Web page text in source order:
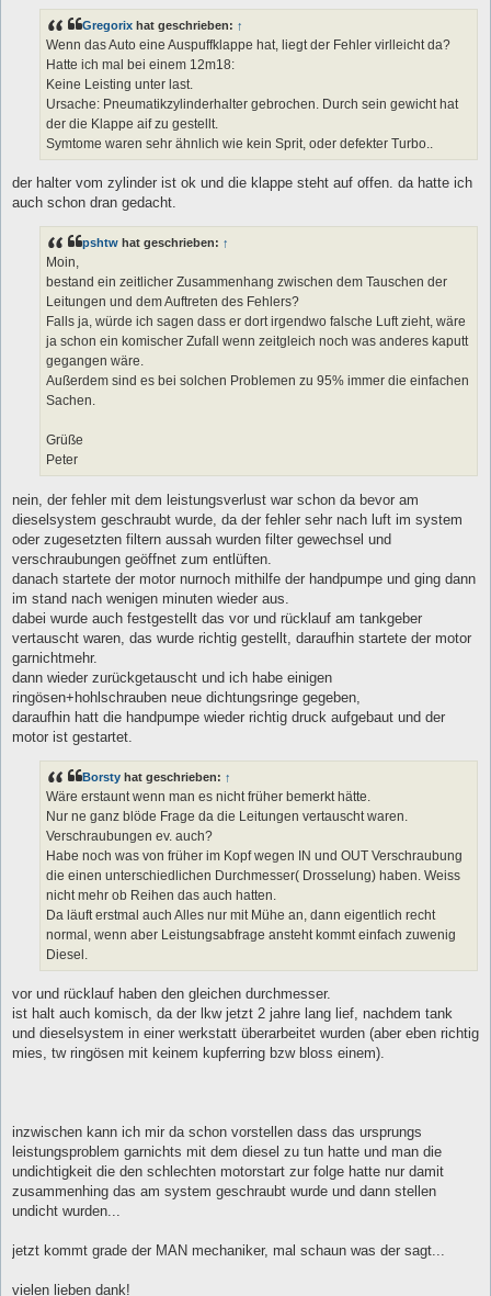
r
a
g
Gregorix hat geschrieben: ↑
Wenn das Auto eine Auspuffklappe hat, liegt der Fehler virlleicht da?
Hatte ich mal bei einem 12m18:
Keine Leisting unter last.
Ursache: Pneumatikzylinderhalter gebrochen. Durch sein gewicht hat
der die Klappe aif zu gestellt.
Symtome waren sehr ähnlich wie kein Sprit, oder defekter Turbo..
der halter vom zylinder ist ok und die klappe steht auf offen. da hatte ich
auch schon dran gedacht.
pshtw hat geschrieben: ↑
Moin,
bestand ein zeitlicher Zusammenhang zwischen dem Tauschen der
Leitungen und dem Auftreten des Fehlers?
Falls ja, würde ich sagen dass er dort irgendwo falsche Luft zieht, wäre
ja schon ein komischer Zufall wenn zeitgleich noch was anderes kaputt
gegangen wäre.
Außerdem sind es bei solchen Problemen zu 95% immer die einfachen
Sachen.
Grüße
Peter
nein, der fehler mit dem leistungsverlust war schon da bevor am
dieselsystem geschraubt wurde, da der fehler sehr nach luft im system
oder zugesetzten filtern aussah wurden filter gewechsel und
verschraubungen geöffnet zum entlüften.
danach startete der motor nurnoch mithilfe der handpumpe und ging dann
im stand nach wenigen minuten wieder aus.
dabei wurde auch festgestellt das vor und rücklauf am tankgeber
vertauscht waren, das wurde richtig gestellt, daraufhin startete der motor
garnichtmehr.
dann wieder zurückgetauscht und ich habe einigen
ringösen+hohlschrauben neue dichtungsringe gegeben,
daraufhin hatt die handpumpe wieder richtig druck aufgebaut und der
motor ist gestartet.
Borsty hat geschrieben: ↑
Wäre erstaunt wenn man es nicht früher bemerkt hätte.
Nur ne ganz blöde Frage da die Leitungen vertauscht waren.
Verschraubungen ev. auch?
Habe noch was von früher im Kopf wegen IN und OUT Verschraubung
die einen unterschiedlichen Durchmesser( Drosselung) haben. Weiss
nicht mehr ob Reihen das auch hatten.
Da läuft erstmal auch Alles nur mit Mühe an, dann eigentlich recht
normal, wenn aber Leistungsabfrage ansteht kommt einfach zuwenig
Diesel.
vor und rücklauf haben den gleichen durchmesser.
ist halt auch komisch, da der lkw jetzt 2 jahre lang lief, nachdem tank
und dieselsystem in einer werkstatt überarbeitet wurden (aber eben richtig
mies, tw ringösen mit keinem kupferring bzw bloss einem).
inzwischen kann ich mir da schon vorstellen dass das ursprungs
leistungsproblem garnichts mit dem diesel zu tun hatte und man die
undichtigkeit die den schlechten motorstart zur folge hatte nur damit
zusammenhing das am system geschraubt wurde und dann stellen
undicht wurden...
jetzt kommt grade der MAN mechaniker, mal schaun was der sagt...
vielen lieben dank!